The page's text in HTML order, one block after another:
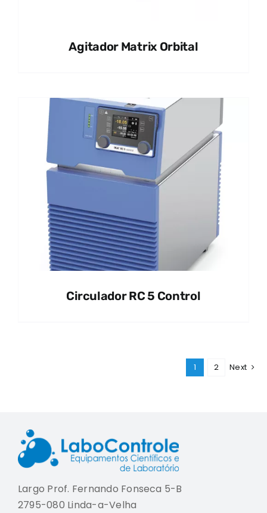
Agitador Matrix Orbital
Circulador RC 5 Control
1 2 Next
Largo Prof. Fernando Fonseca 5-B
2795-080 Linda-a-Velha